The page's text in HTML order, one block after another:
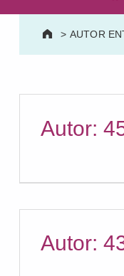
> AUTOR
Autor:
Autor: